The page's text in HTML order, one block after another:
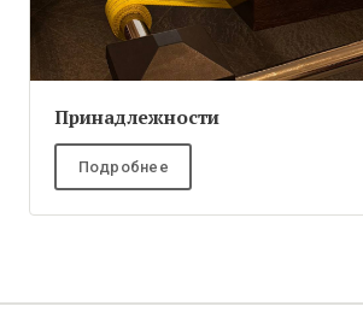
Принадлежности
Подробнее